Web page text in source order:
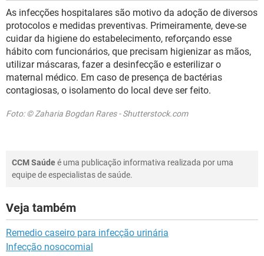
As infecções hospitalares são motivo da adoção de diversos
protocolos e medidas preventivas. Primeiramente, deve-se
cuidar da higiene do estabelecimento, reforçando esse
hábito com funcionários, que precisam higienizar as mãos,
utilizar máscaras, fazer a desinfecção e esterilizar o
maternal médico. Em caso de presença de bactérias
contagiosas, o isolamento do local deve ser feito.
Foto: © Zaharia Bogdan Rares - Shutterstock.com
CCM Saúdeé uma publicação informativa realizada por uma
equipe de especialistas de saúde.
Veja também
Remedio caseiro para infecção urinária
Infecção nosocomial